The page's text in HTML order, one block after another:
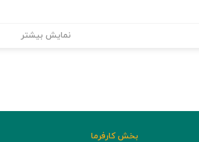
نمایش بیشتر
بخش کارفرما